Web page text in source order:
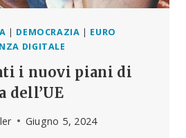
| DEMOCRAZIA | EURO
DIGITALE
i nuovi piani di
dell’UE
Giugno 5, 2024